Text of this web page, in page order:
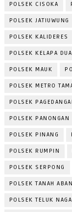
POLSEK CISOKA
POLSEK JATIUWUNG
POLSEK KALIDERES
POLSEK KELAPA DUA
POLSEK MAUK
POLSEK METRO
POLSEK
POLSEK PANONGAN
POLSEK PINANG
POLSEK RUMPIN
POLSEK SERPONG
POLSEK TANAH
POLSEK TELUK NAGA